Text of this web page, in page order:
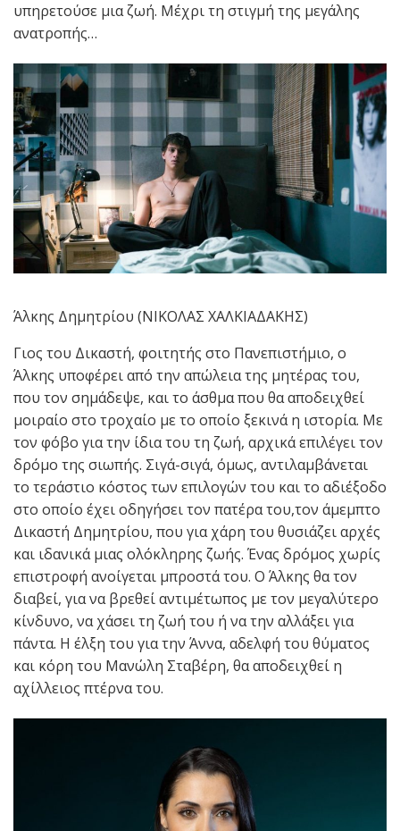
υπηρετούσε μια ζωή. Μέχρι τη στιγμή της μεγάλης
ανατροπής…
Άλκης Δημητρίου (ΝΙΚΟΛΑΣ ΧΑΛΚΙΑΔΑΚΗΣ)
Γιος του Δικαστή, φοιτητής στο Πανεπιστήμιο, ο
Άλκης υποφέρει από την απώλεια της μητέρας του,
που τον σημάδεψε, και το άσθμα που θα αποδειχθεί
μοιραίο στο τροχαίο με το οποίο ξεκινά η ιστορία. Με
τον φόβο για την ίδια του τη ζωή, αρχικά επιλέγει τον
δρόμο της σιωπής. Σιγά-σιγά, όμως, αντιλαμβάνεται
το τεράστιο κόστος των επιλογών του και το αδιέξοδο
στο οποίο έχει οδηγήσει τον πατέρα του,τον άμεμπτο
Δικαστή Δημητρίου, που για χάρη του θυσιάζει αρχές
και ιδανικά μιας ολόκληρης ζωής. Ένας δρόμος χωρίς
επιστροφή ανοίγεται μπροστά του. Ο Άλκης θα τον
διαβεί, για να βρεθεί αντιμέτωπος με τον μεγαλύτερο
κίνδυνο, να χάσει τη ζωή του ή να την αλλάξει για
πάντα. Η έλξη του για την Άννα, αδελφή του θύματος
και κόρη του Μανώλη Σταβέρη, θα αποδειχθεί η
αχίλλειος πτέρνα του.